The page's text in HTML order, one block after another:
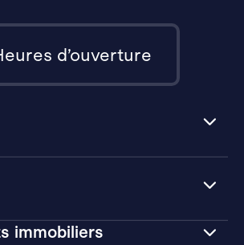
immobiliers
d’ouverture